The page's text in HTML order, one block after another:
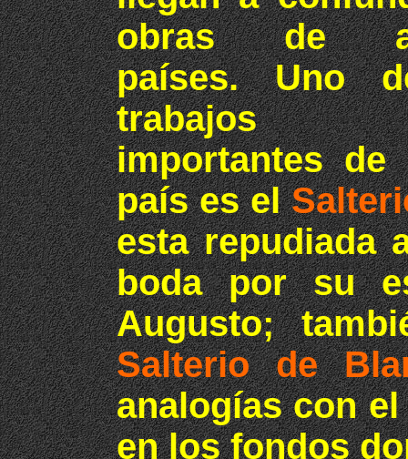
obras de
países. Uno
trabajos
importantes
país es el
esta repudiada
boda por su
Augusto;
Salterio de
analogías con
en los fondos